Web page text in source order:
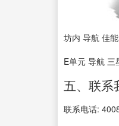
坊内 导航 佳
E单元 导航 三
五、联系
联系电话: